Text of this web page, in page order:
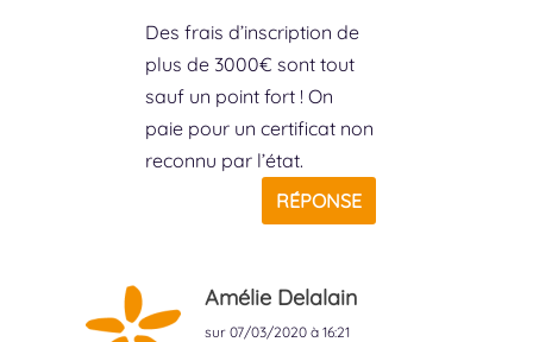
Des frais d’inscription de
plus de 3000€ sont tout
sauf un point fort ! On
paie pour un certificat non
reconnu par l’état.
RÉPONSE
Amélie Delalain
sur 07/03/2020 à 16:21